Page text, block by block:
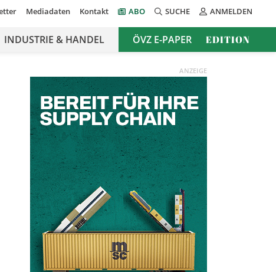
Mediadaten Kontakt ABO SUCHE ANMELDEN
INDUSTRIE & HANDEL ÖVZ E-PAPER EDITION
ANZEIGE